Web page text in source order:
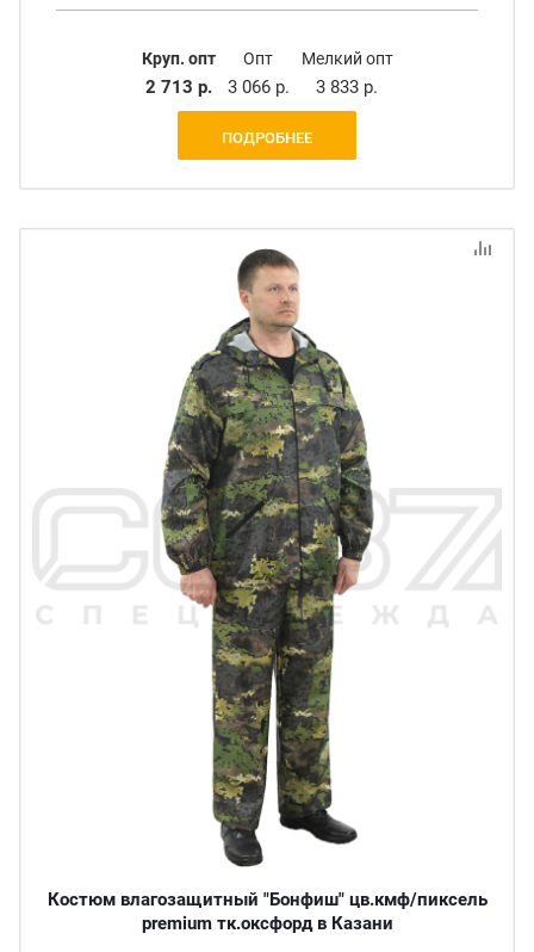
Круп. опт
2 713 р.
Опт
3 066 р.
Мелкий опт
3 833 р.
ПОДРОБНЕЕ
Костюм влагозащитный "Бонфиш" цв.кмф/пиксель
premium тк.оксфорд в Казани